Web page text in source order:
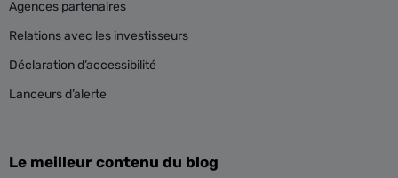
Agences partenaires
Relations avec les investisseurs
Déclaration d’accessibilité
Lanceurs d’alerte
Le meilleur contenu du blog